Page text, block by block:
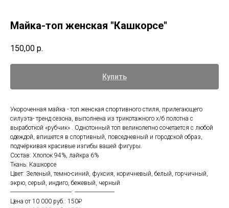
Майка-топ женская "Кашкорсе"
150,00 р.
Купить
Укороченная майка - топ женская спортивного стиля, прилегающего
силуэта- тренд сезона, выполнена из трикотажного х/б полотна с
выработкой «рубчик» . Однотонный топ великолепно сочетается с любой
одеждой, впишется в спортивный, повседневный и городской образ,
подчёркивая красивые изгибы вашей фигуры.
Состав: Хлопок 94%, лайкра 6%
Ткань: Кашкорсе
Цвет: Зеленый, темно-синий, фуксия, коричневый, белый, горчичный,
экрю, серый, индиго, бежевый, черный
----------------------------------------: --------------------------
Цена от 10 000 руб.: 150₽